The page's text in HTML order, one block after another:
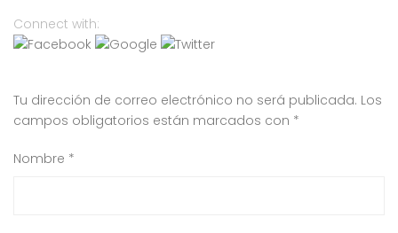
Connect with:
Tu dirección de correo electrónico no será publicada. Los
campos obligatorios están marcados con *
Nombre *